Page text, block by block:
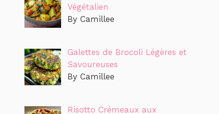
Végétalien
By Camillee
Galettes de Brocoli Légères et
Savoureuses
By Camillee
Risotto Crémeaux aux